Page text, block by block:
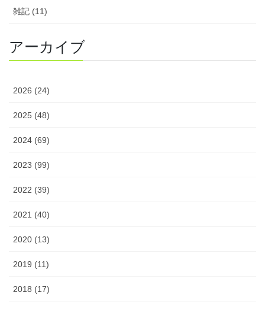
雑記 (11)
アーカイブ
2026 (24)
2025 (48)
2024 (69)
2023 (99)
2022 (39)
2021 (40)
2020 (13)
2019 (11)
2018 (17)